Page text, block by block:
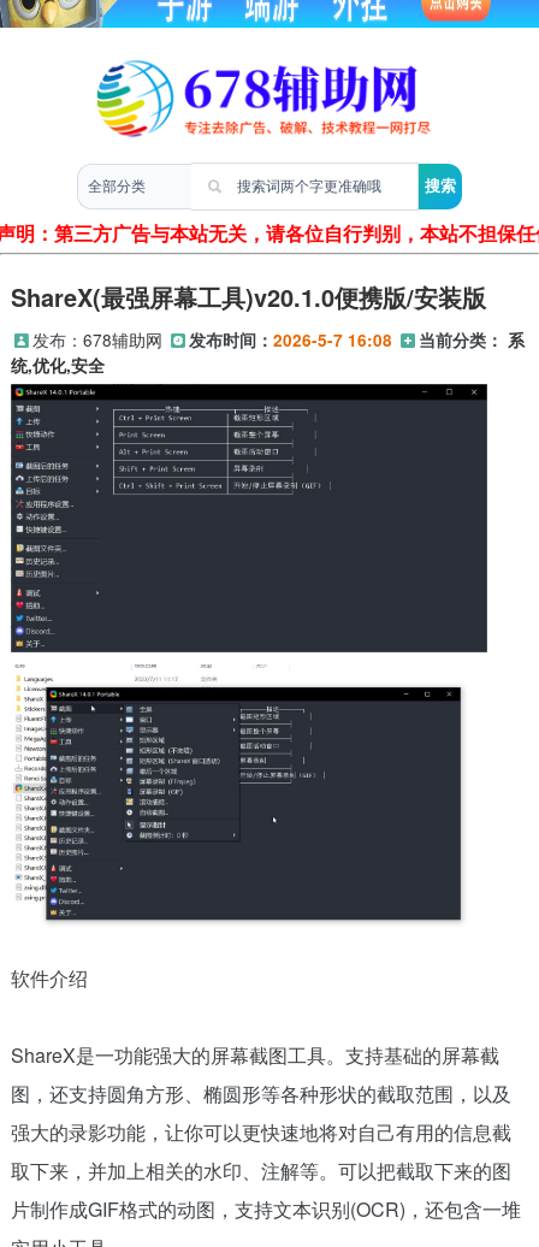
明：第三方广告与本站无关，请各位自行判别，本站不担保
ShareX(最强屏幕工具)v20.1.0便携版/安装版
发布： 678辅助网 发布时间： 2026-5-7 16:08 当前分类： 系
统,优化,安全
软件介绍
ShareX是一功能强大的屏幕截图工具。支持基础的屏幕截
图，还支持圆角方形、椭圆形等各种形状的截取范围，以及
强大的录影功能，让你可以更快速地将对自己有用的信息截
取下来，并加上相关的水印、注解等。可以把截取下来的图
片制作成GIF格式的动图，支持文本识别(OCR)，还包含一堆